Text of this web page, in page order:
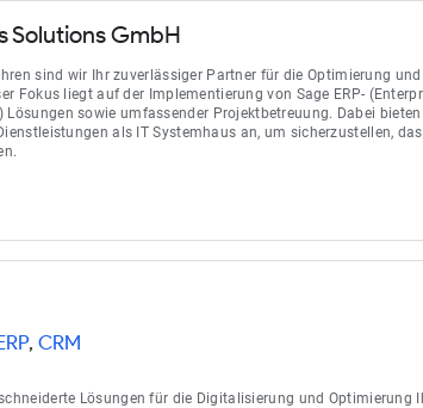
Solutions GmbH
sind wir Ihr zuverlässiger Partner für die Optimierung
Fokus liegt auf der Implementierung von Sage ERP-
Lösungen sowie umfassender Projektbetreuung. Dabei
als IT Systemhaus an, um sicherzustellen,
,CRM
Lösungen für die Digitalisierung und Optimierung